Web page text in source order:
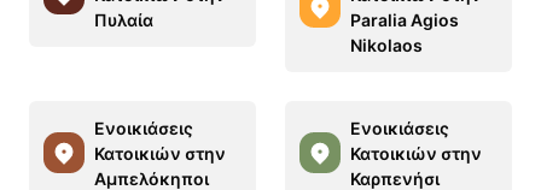
Πυλαία
Paralia Agios
Nikolaos
Ενοικιάσεις
Κατοικιών στην
Αμπελόκηποι
Ενοικιάσεις
Κατοικιών στην
Καρπενήσι